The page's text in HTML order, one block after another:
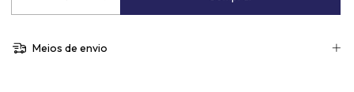
Meios de envio